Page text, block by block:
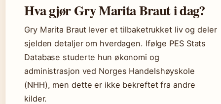
Hva gjør Gry Marita Braut i dag?
Gry Marita Braut lever et tilbaketrukket liv og deler
sjelden detaljer om hverdagen. Ifølge PES Stats
Database studerte hun økonomi og
administrasjon ved Norges Handelshøyskole
(NHH), men dette er ikke bekreftet fra andre
kilder.